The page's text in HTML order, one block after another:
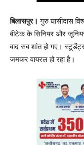
बिलासपुर। गुरु घासीदास
बीटेक के सिनियर और
बाद सब शांत हो गए।
जमकर वायरल हो रहा है।